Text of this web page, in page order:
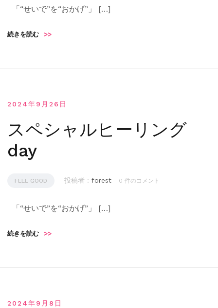
「“せいで”を“おかげ”」 […]
続きを読む >>
2024年9月26日
スペシャルヒーリング
day
FEEL GOOD 投稿者 : forest 0 件のコメント
「“せいで”を“おかげ”」 […]
続きを読む >>
2024年9月8日